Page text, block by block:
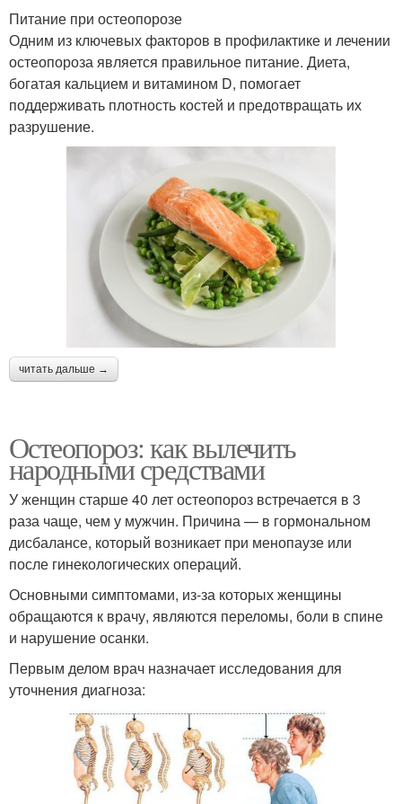
Питание при остеопорозе
Одним из ключевых факторов в профилактике и лечении
остеопороза является правильное питание. Диета,
богатая кальцием и витамином D, помогает
поддерживать плотность костей и предотвращать их
разрушение.
читать дальше →
Остеопороз: как вылечить
народными средствами
У женщин старше 40 лет остеопороз встречается в 3
раза чаще, чем у мужчин. Причина — в гормональном
дисбалансе, который возникает при менопаузе или
после гинекологических операций.
Основными симптомами, из-за которых женщины
обращаются к врачу, являются переломы, боли в спине
и нарушение осанки.
Первым делом врач назначает исследования для
уточнения диагноза: